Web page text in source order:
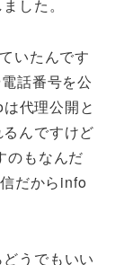
した。
いたんです
話番号を公
代理公開と
んですけど
のもなんだ
だからinfo
うでもいい